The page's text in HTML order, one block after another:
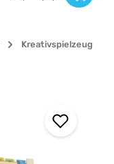
Kreativspielzeug